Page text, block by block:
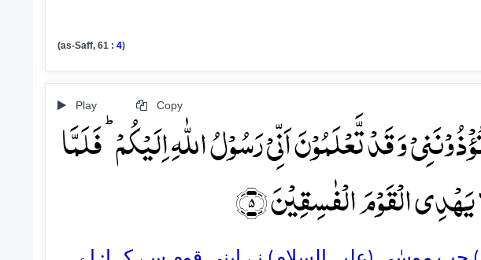
(as-Saff, 61 : 4)
Play Copy
وَ قَدۡ تَّعۡلَمُوۡنَ اَنِّیۡ رَسُوۡلُ اللّٰہِ اِلَیۡکُمۡ ؕ فَلَمَّا
یَہۡدِی الۡقَوۡمَ الۡفٰسِقِیۡنَ ﴿۵﴾